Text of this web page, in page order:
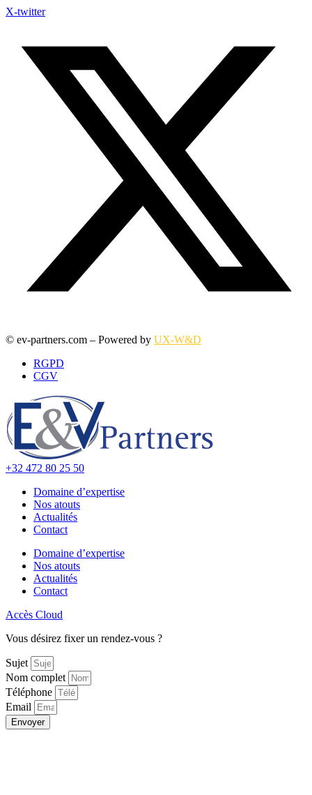
X-twitter
© ev-partners.com – Powered by UX-W&D
RGPD
CGV
+32 472 80 25 50
Domaine d’expertise
Nos atouts
Actualités
Contact
Domaine d’expertise
Nos atouts
Actualités
Contact
Accès Cloud
Vous désirez fixer un rendez-vous ?
Sujet
Nom complet
Téléphone
Email
Envoyer